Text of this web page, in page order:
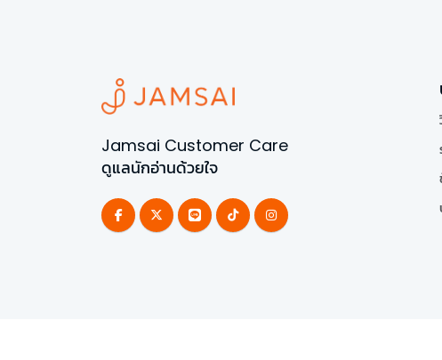
Jamsai Customer Care
ดูแลนักอ่านด้วยใจ